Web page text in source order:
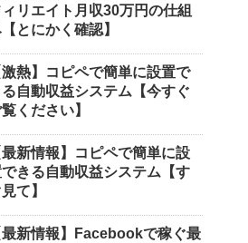
リエイト月収30万円の仕組
とにかく確認】
激熱】コピペで簡単に設置で
る自動収益システム【今すぐ
ください】
最新情報】コピペで簡単に設
きる自動収益システム【す
て】
最新情報】Facebookで稼ぐ最